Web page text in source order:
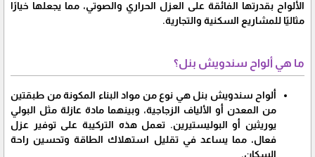
الألواح بقدرتها الفائقة على العزل الحراري والصوتي، مما يجعلها خيارًا
مثاليًا للمشاريع السكنية والتجارية.
ما هي ألواح سندويش بنل؟
ألواح سندويش بنل هي نوع من مواد البناء المكونة من طبقتين
من المعدن أو الألياف الزجاجية، وبينهما مادة عازلة مثل البولي
يوريثين أو البوليستيرين. تعمل هذه التركيبة على توفير عزل
فعال، مما يساعد في تقليل استهلاك الطاقة وتحسين راحة
السكان.